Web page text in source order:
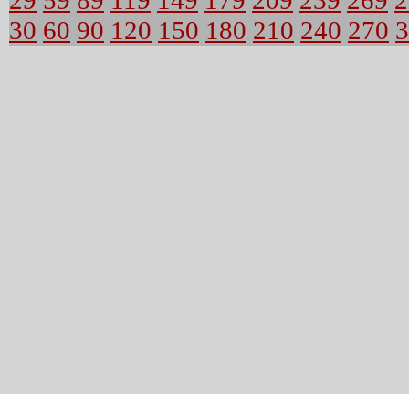
30 60 90 120 150 180 210 240 270